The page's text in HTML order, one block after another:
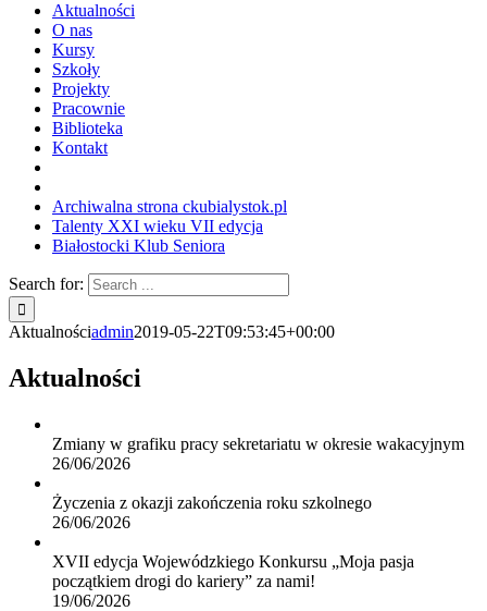
Aktualności
O nas
Kursy
Szkoły
Projekty
Pracownie
Biblioteka
Kontakt
Archiwalna strona ckubialystok.pl
Talenty XXI wieku VII edycja
Białostocki Klub Seniora
Search for:
Aktualnościadmin2019-05-22T09:53:45+00:00
Aktualności
Zmiany w grafiku pracy sekretariatu w okresie wakacyjnym
26/06/2026
Życzenia z okazji zakończenia roku szkolnego
26/06/2026
XVII edycja Wojewódzkiego Konkursu „Moja pasja
początkiem drogi do kariery” za nami!
19/06/2026